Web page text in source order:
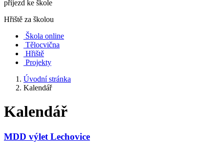
příjezd ke škole
Hřiště za školou
Škola online
Tělocvična
Hřiště
Projekty
Úvodní stránka
Kalendář
Kalendář
MDD výlet Lechovice